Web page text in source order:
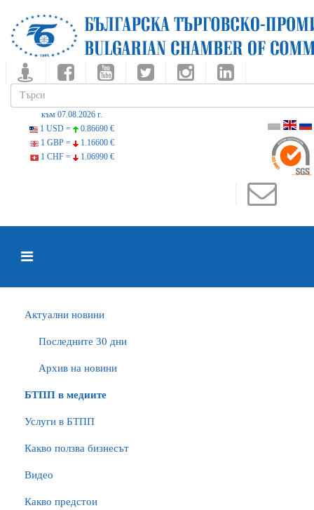
към 07.08.2026 г.
1 USD =
0.86690 €
1 GBP =
1.16600 €
1 CHF =
1.06990 €
Актуални новини
Последните 30 дни
Архив на новини
БTПП в медиите
Услуги в БТПП
Какво ползва бизнесът
Видео
Какво предстои